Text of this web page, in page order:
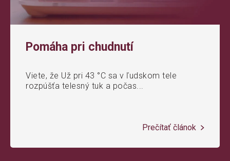
Pomáha pri chudnutí
Viete, že Už pri 43 °C sa v ľudskom tele
rozpúšťa telesný tuk a počas...
Prečítať článok